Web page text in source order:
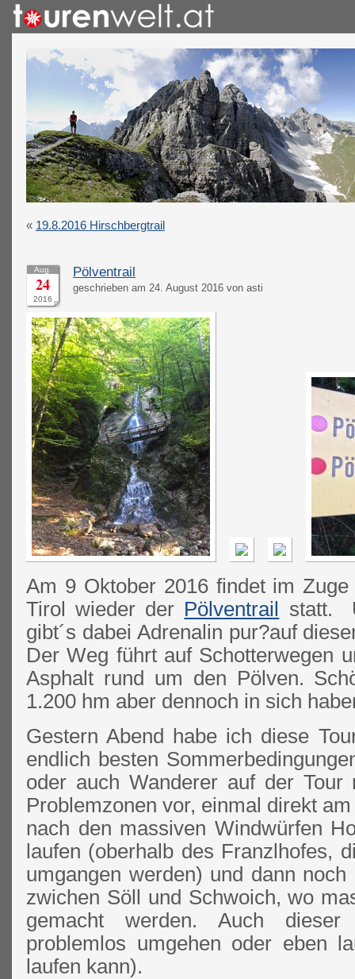
« 19.8.2016 Hirschbergtrail
Aug.
24
2016
Pölventrail
geschrieben am 24. August 2016 von asti
Am 9 Oktober 2016 findet im
Tirol wieder der Pölventrail
statt.
gibt´s dabei Adrenalin pur?auf
Der Weg führt auf Schotterwegen
Asphalt rund um den Pölven.
1.200 hm aber dennoch in sich
Gestern Abend habe ich diese
endlich besten
oder auch Wanderer auf der
Problemzonen vor, einmal direkt
nach den massiven Windwürfen
laufen (oberhalb des Franzlhofes,
umgangen werden) und dann
zwichen Söll und Schwoich, wo
gemacht werden. Auch
problemlos umgehen oder eben
laufen kann).